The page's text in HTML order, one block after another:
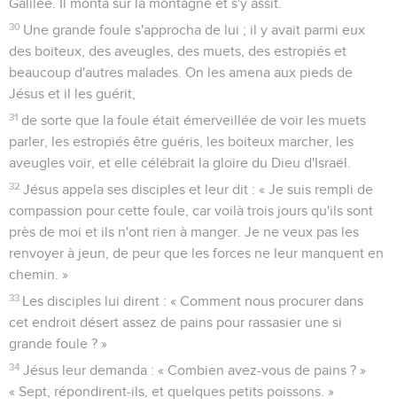
Galilée. Il monta sur la montagne et s'y assit.
30 Une grande foule s'approcha de lui ; il y avait parmi eux
des boiteux, des aveugles, des muets, des estropiés et
beaucoup d'autres malades. On les amena aux pieds de
Jésus et il les guérit,
31 de sorte que la foule était émerveillée de voir les muets
parler, les estropiés être guéris, les boiteux marcher, les
aveugles voir, et elle célébrait la gloire du Dieu d'Israël.
32 Jésus appela ses disciples et leur dit : « Je suis rempli de
compassion pour cette foule, car voilà trois jours qu'ils sont
près de moi et ils n'ont rien à manger. Je ne veux pas les
renvoyer à jeun, de peur que les forces ne leur manquent en
chemin. »
33 Les disciples lui dirent : « Comment nous procurer dans
cet endroit désert assez de pains pour rassasier une si
grande foule ? »
34 Jésus leur demanda : « Combien avez-vous de pains ? »
« Sept, répondirent-ils, et quelques petits poissons. »